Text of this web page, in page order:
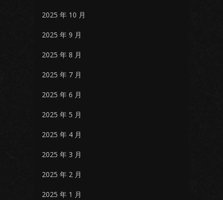
2025 年 10 月
2025 年 9 月
2025 年 8 月
2025 年 7 月
2025 年 6 月
2025 年 5 月
2025 年 4 月
2025 年 3 月
2025 年 2 月
2025 年 1 月